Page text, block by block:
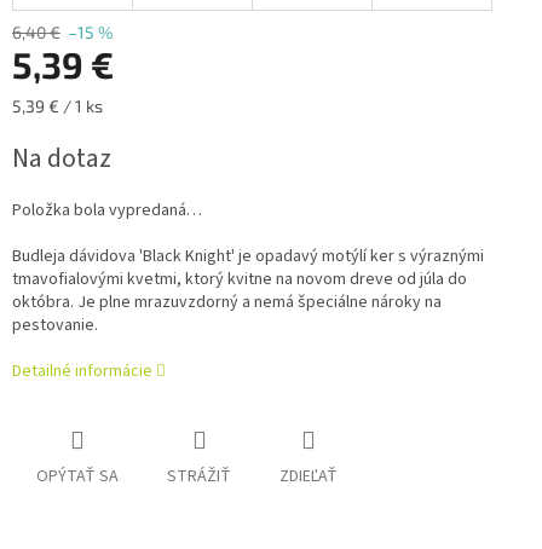
6,40 € –15 %
5,39 €
Jednotková
5,39 € / 1 ks
Na dotaz
Položka bola vypredaná…
Budleja dávidova 'Black Knight' je opadavý motýlí ker s výraznými
tmavofialovými kvetmi, ktorý kvitne na novom dreve od júla do
októbra. Je plne mrazuvzdorný a nemá špeciálne nároky na
pestovanie.
Detailné informácie
OPÝTAŤ SA STRÁŽIŤ ZDIEĽAŤ